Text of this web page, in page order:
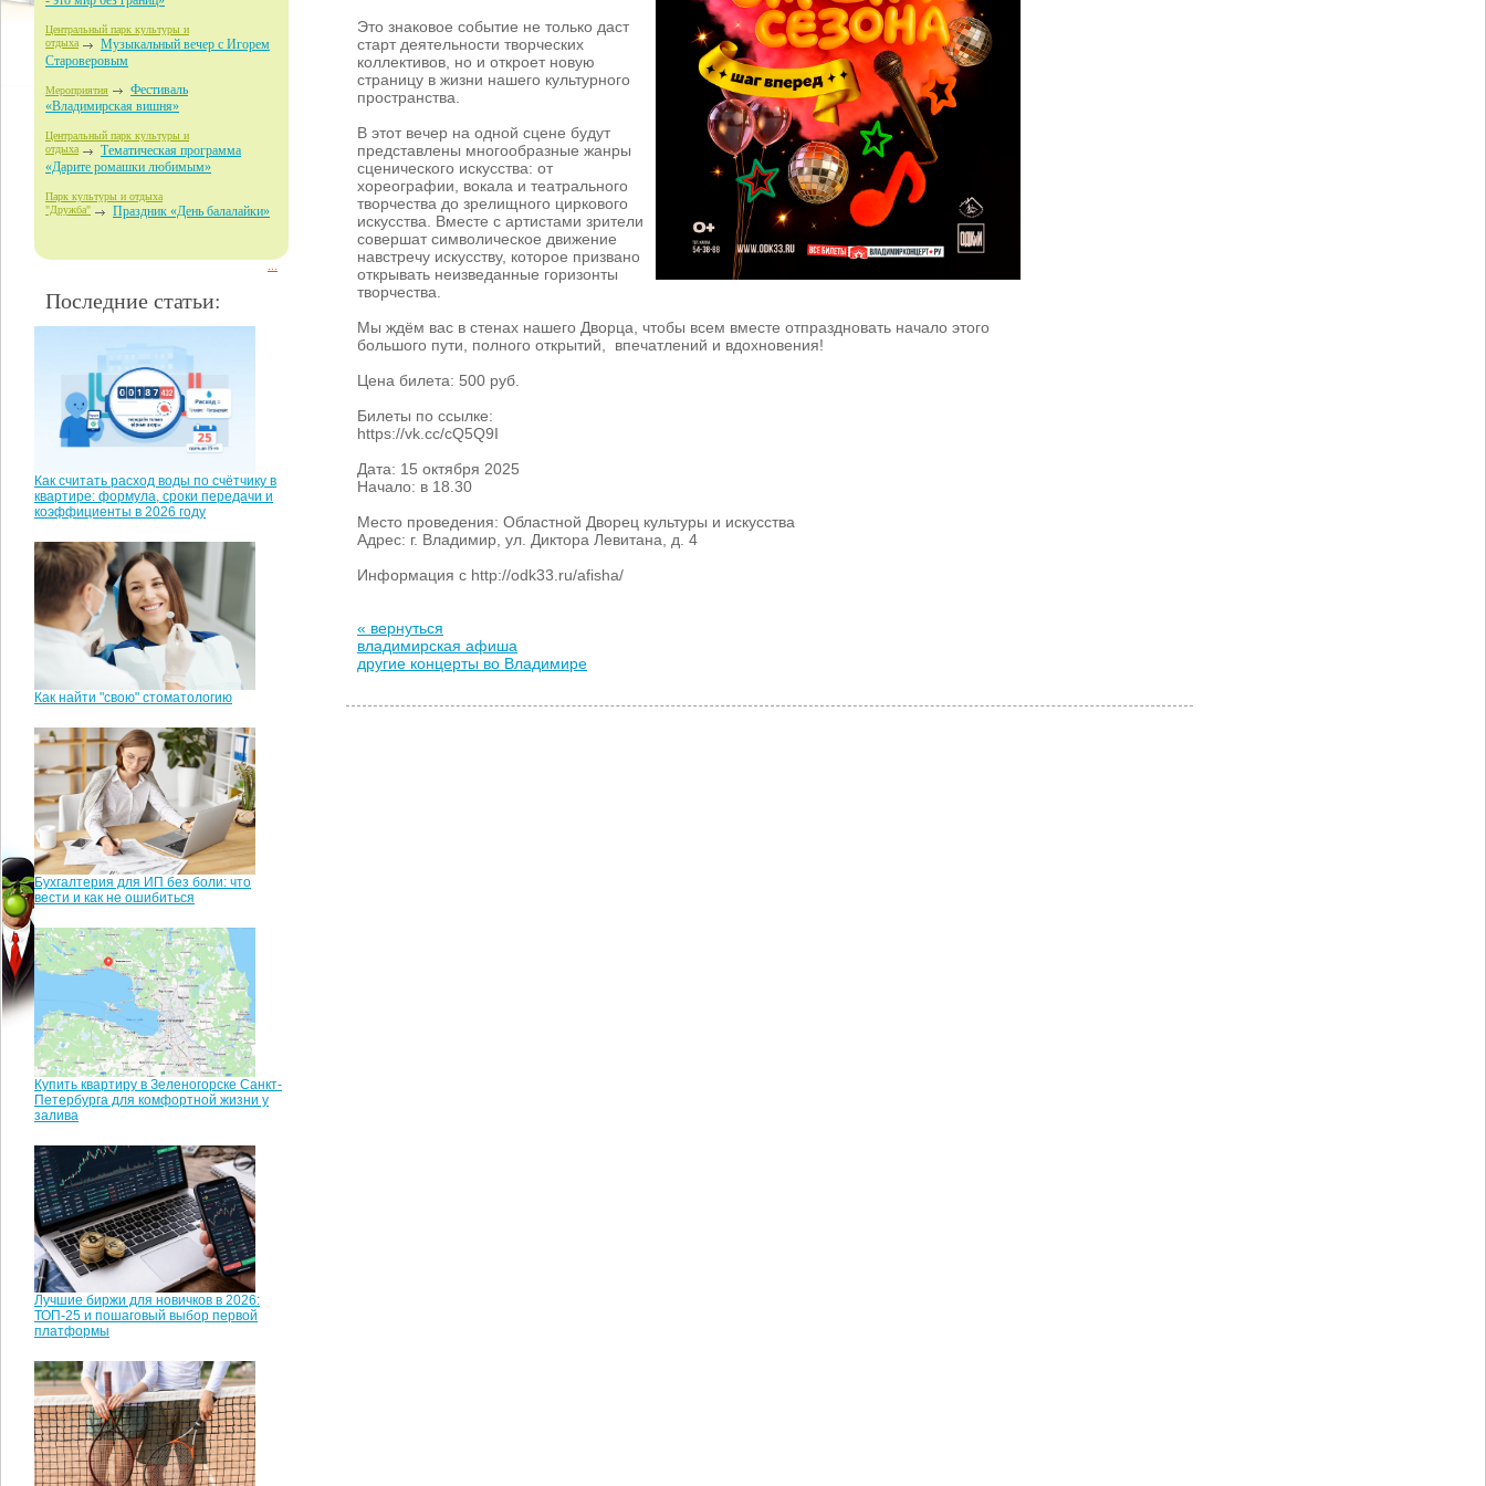
Центральный парк культуры и
отдыха
Музыкальный вечер с Игорем
Староверовым
Мероприятия
Фестиваль
«Владимирская вишня»
Центральный парк культуры и
отдыха
Тематическая программа
«Дарите ромашки любимым»
Парк культуры и отдыха
"Дружба" Праздник «День балалайки»
Последние статьи:
Как считать расход воды по счётчику в
квартире: формула, сроки передачи и
коэффициенты в 2026 году
Как найти "свою" стоматологию
Бухгалтерия для ИП без боли: что
вести и как не ошибиться
Купить квартиру в Зеленогорске Санкт-
Петербурга для комфортной жизни у
залива
Лучшие биржи для новичков в 2026:
ТОП-25 и пошаговый выбор первой
платформы
Это знаковое событие не только даст
старт деятельности творческих
коллективов, но и откроет новую
страницу в жизни нашего культурного
пространства.
В этот вечер на одной сцене будут
представлены многообразные жанры
сценического искусства: от
хореографии, вокала и театрального
творчества до зрелищного циркового
искусства. Вместе с артистами зрители
совершат символическое движение
навстречу искусству, которое призвано
открывать неизведанные горизонты
творчества.
Мы ждём вас в стенах нашего Дворца, чтобы всем вместе отпраздновать начало этого
большого пути, полного открытий, впечатлений и вдохновения!
Цена билета: 500 руб.
Билеты по ссылке:
https://vk.cc/cQ5Q9I
Дата: 15 октября 2025
Начало: в 18.30
Место проведения: Областной Дворец культуры и искусства
Адрес: г. Владимир, ул. Диктора Левитана, д. 4
Информация с http://odk33.ru/afisha/
« вернуться
владимирская афиша
другие концерты во Владимире